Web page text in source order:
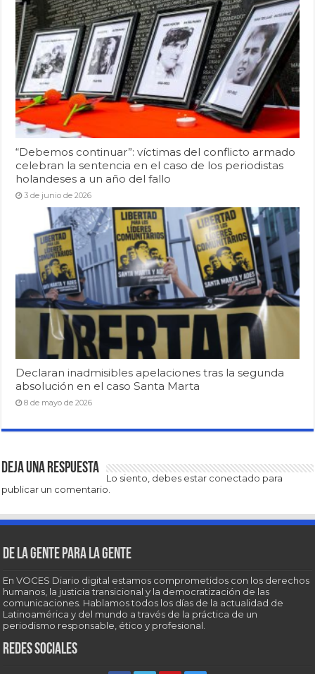
“Debemos continuar”: víctimas del conflicto armado
celebran la sentencia en el caso de los periodistas
holandeses a un año del fallo
3 de junio de 2026
Declaran inadmisibles apelaciones tras la segunda
absolución en el caso Santa Marta
8 de mayo de 2026
Deja una respuesta
Lo siento, debes estar conectado para
publicar un comentario.
De la gente para la gente
En VOCES Diario digital estamos comprometidos con los derechos
humanos, la justicia transicional y la democratización de las
comunicaciones. Hablamos todos los días de la actualidad de
Latinoamérica y del mundo a través de la práctica de un
periodismo responsable, ético y profesional.
Redes sociales